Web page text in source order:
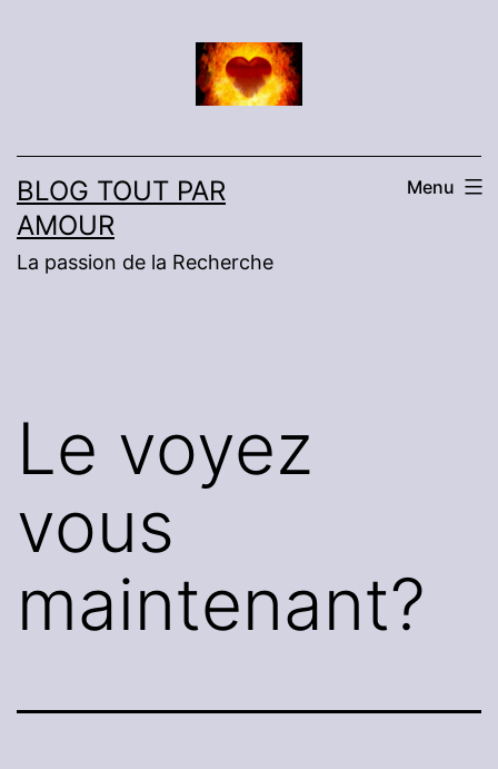
BLOG TOUT PAR
AMOUR
La passion de la Recherche
Menu
Le voyez
vous
maintenant?